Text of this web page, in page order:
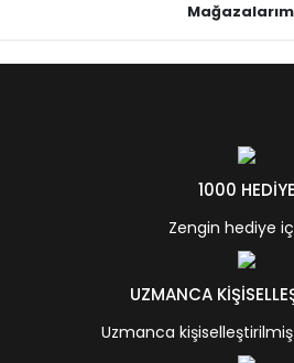
1000 HEDİYE
Zengin hediye
UZMANCA
Uzmanca